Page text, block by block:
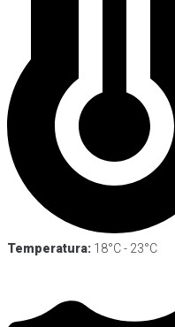
Temperatura: 18°C - 23°C